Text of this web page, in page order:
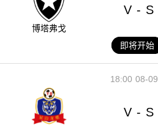
博塔弗戈
V - S
即将开始
08-09
18:00
V - S